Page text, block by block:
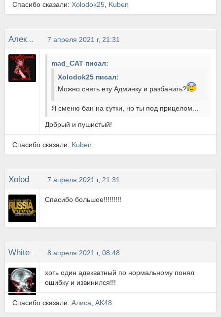
Спасибо сказали: Xolodok25 Kuben
Алексей ТорТ 7 апреля 2021 г, 21:31
mad_CAT писал:
Xolodok25 писал:
Можно снять ету Админку и разбанить?
Я сменю бан на сутки, но ты под прицелом...
Добрый и пушистый!
Спасибо сказали: Kuben
7 апреля 2021 г, 21:31
Cпасибо большое!!!!!!!!!
8 апреля 2021 г, 08:48
хоть один адекватный по нормальному понял
ошибку и извинился!!!
Спасибо сказали: Алиса AK48